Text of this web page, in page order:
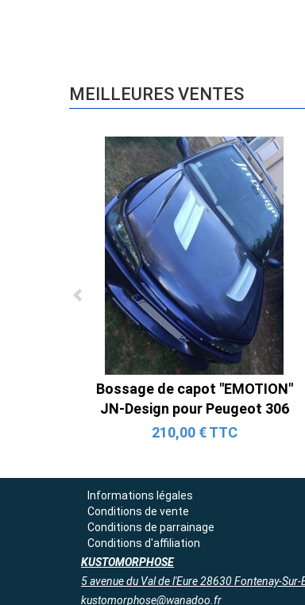
MEILLEURES VENTES
Bossage de capot "EMOTION"
JN-Design pour Peugeot 306
210,00 € TTC
Informations légales
Conditions de vente
Conditions de parrainage
Conditions d'affiliation
KUSTOMORPHOSE
5 avenue du Val de l'Eure 28630 Fontenay-Sur-
kustomorphose@wanadoo.fr